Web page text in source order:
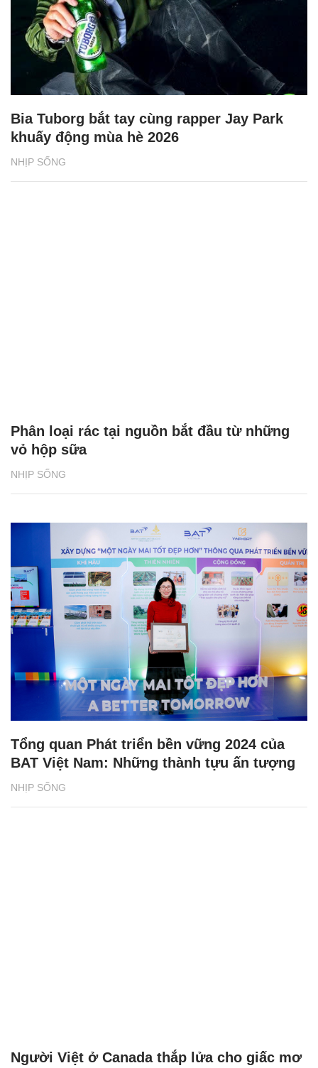
NHỊP SỐNG
Bia Tuborg bắt tay cùng rapper Jay Park
khuấy động mùa hè 2026
NHỊP SỐNG
Phân loại rác tại nguồn bắt đầu từ những
vỏ hộp sữa
NHỊP SỐNG
Tổng quan Phát triển bền vững 2024 của
BAT Việt Nam: Những thành tựu ấn tượng
Người Việt ở Canada thắp lửa cho giấc mơ